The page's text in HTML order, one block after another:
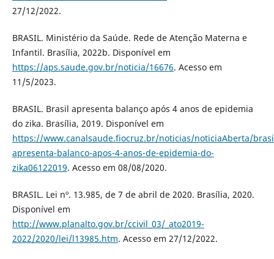
27/12/2022.
BRASIL. Ministério da Saúde. Rede de Atenção Materna e
Infantil. Brasília, 2022b. Disponível em
https://aps.saude.gov.br/noticia/16676. Acesso em
11/5/2023.
BRASIL. Brasil apresenta balanço após 4 anos de epidemia
do zika. Brasília, 2019. Disponível em
https://www.canalsaude.fiocruz.br/noticias/noticiaAberta/
apresenta-balanco-apos-4-anos-de-epidemia-do-
zika06122019. Acesso em 08/08/2020.
BRASIL. Lei nº. 13.985, de 7 de abril de 2020. Brasília, 2020.
Disponível em
http://www.planalto.gov.br/ccivil_03/_ato2019-
2022/2020/lei/l13985.htm. Acesso em 27/12/2022.